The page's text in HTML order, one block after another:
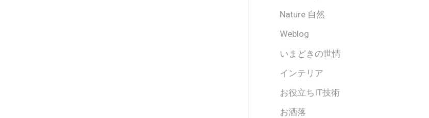
Nature 自然
Weblog
いまどきの世情
インテリア
お役立ちIT技術
お洒落